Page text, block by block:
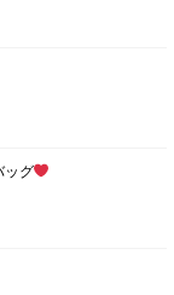
ッグ